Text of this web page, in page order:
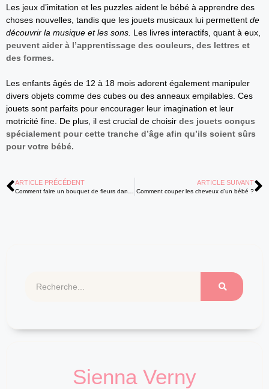
Les jeux d’imitation et les puzzles aident le bébé à apprendre des
choses nouvelles, tandis que les jouets musicaux lui permettent de
découvrir la musique et les sons. Les livres interactifs, quant à eux,
peuvent aider à l’apprentissage des couleurs, des lettres et
des formes.
Les enfants âgés de 12 à 18 mois adorent également manipuler
divers objets comme des cubes ou des anneaux empilables. Ces
jouets sont parfaits pour encourager leur imagination et leur
motricité fine. De plus, il est crucial de choisir des jouets conçus
spécialement pour cette tranche d’âge afin qu’ils soient sûrs
pour votre bébé.
ARTICLE PRÉCÉDENT ARTICLE SUIVANT
Comment couper les cheveux d’un bébé ?
Sienna Verny